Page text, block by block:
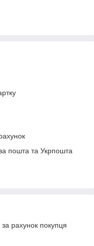
пошта та Укрпошта
рахунок покупця